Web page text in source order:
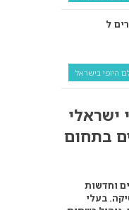
היופי בישראל
צריך
קידום ל‑AI לעומת קידום
נמצא
ישראלי
בתחום
וחדשות
בעלי